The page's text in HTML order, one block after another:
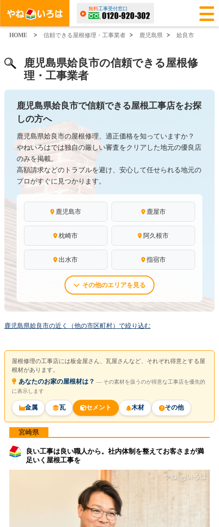
無料工事受付窓口
HOME > 信頼できる屋根修理・工事業者 > 鹿児島県 > 姶良市
鹿児島県姶良市の信頼できる屋根修
理・工事業者
鹿児島県姶良市で信頼できる屋根工事店をお探
しの方へ
鹿児島県姶良市の屋根修理、適正価格を知っていますか？
やねいろはでは独自の厳しい審査をクリアした地元の優良店
のみを掲載。
高額請求などのトラブルを避け、安心して任せられる地元の
プロがすぐに見つかります。
鹿児島市 鹿屋市
枕崎市 阿久根市
出水市 指宿市
その他のエリアを見る
鹿児島県姶良市の近く（他の市区町村）で絞り込む
屋根修理の工事店には板金屋さん、瓦屋さんなど、それぞれ得意とする屋
根材があります。
あなたのお家の屋根材は？ ― その素材を扱うのが得意な工事店を優先的
に表示します
金属 瓦 セメント 木材 その他
宮崎県
良い工事は良い職人から。社内体制を整えてお客さまが満
足いく屋根工事を